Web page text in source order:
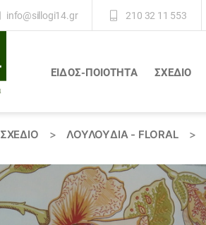
info@sillogi14.gr 210 32 11 553
ΕΙΔΟΣ-ΠΟΙΟΤΗΤΑ ΣΧΕΔΙΟ
ΣΧΕΔΙΟ > ΛΟΥΛΟΎΔΙΑ - FLORAL >